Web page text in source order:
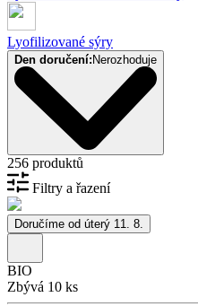
Lyofilizované sýry
Den doručení: Nerozhoduje
256 produktů
Filtry a řazení
Doručíme od úterý 11. 8.
BIO
Zbývá 10 ks